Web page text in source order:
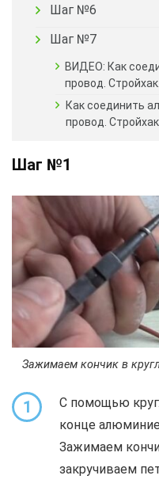
Шаг №6
Шаг №7
ВИДЕО: Как
провод.
Как соединить
провод.
Шаг №1
Зажимаем кончик в
1
С помощью
конце
Зажимаем
закручиваем